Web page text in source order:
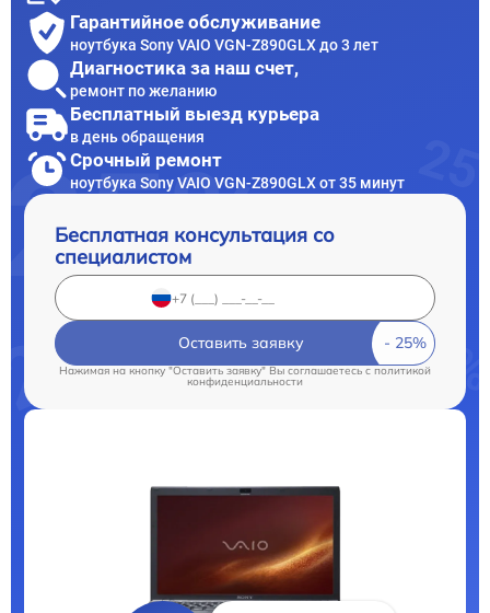
Гарантийное обслуживание
ноутбука Sony VAIO VGN-Z890GLX до 3 лет
Диагностика за наш счет,
ремонт по желанию
Бесплатный выезд курьера
в день обращения
Срочный ремонт
ноутбука Sony VAIO VGN-Z890GLX от 35 минут
Бесплатная консультация со
специалистом
Оставить заявку
Нажимая на кнопку "Оставить заявку" Вы соглашаетесь c политикой
конфиденциальности